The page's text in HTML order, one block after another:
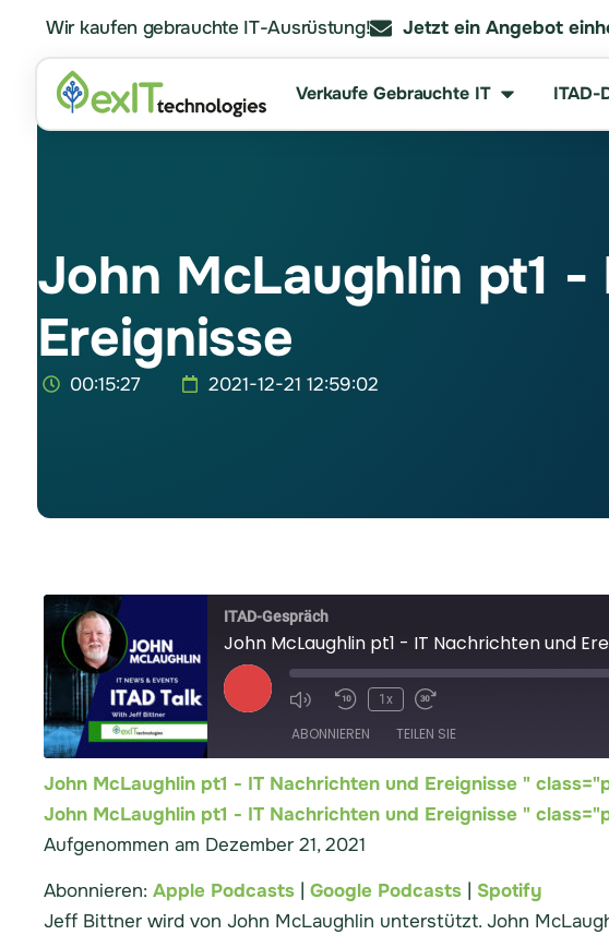
Wir kaufen gebrauchte IT-Ausrüstung! Jetzt ein Angebot
Verkaufe Gebrauchte IT ITAD-
John McLaughlin pt1
Ereignisse
00:15:27 2021-12-21 12:59:02
ITAD-Gespräch
John McLaughlin pt1 - IT Nachrichten und
1x
ABONNIEREN TEILEN SIE
Apple Podcasts Google
RSS-FEED
TEILEN SIE
LINK
EINBETTEN
John McLaughlin pt1 - IT Nachrichten und Ereignisse "
John McLaughlin pt1 - IT Nachrichten und Ereignisse "
Aufgenommen am Dezember 21, 2021
Abonnieren: Apple Podcasts Google Podcasts
Spotify
Jeff Bittner wird von John McLaughlin unterstützt. John